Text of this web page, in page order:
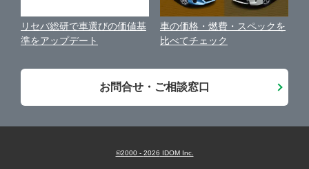
お客様の声
会社案内
リセバ総研で車選びの価値基
準をアップデート
車の価格・燃費・スペックを
比べてチェック
お問合せ・ご相談窓口
©2000 - 2026 IDOM Inc.